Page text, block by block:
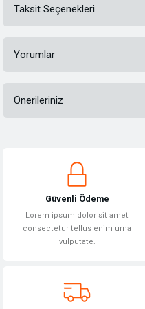
Taksit Seçenekleri
Yorumlar
Önerileriniz
Görüş ve önerileriniz için teşekkür
Ürün açıklamasında eksik
Ürün bilgilerinde hatalar
Bu ürüne benzer farklı
Güvenli Ödeme
Lorem ipsum dolor sit amet
consectetur tellus enim urna
vulputate.